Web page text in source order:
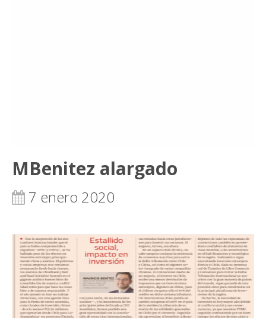
MBenitez alargado
7 enero 2020